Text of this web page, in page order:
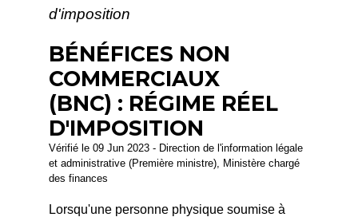
d'imposition
BÉNÉFICES NON
COMMERCIAUX
(BNC) : RÉGIME RÉEL
D'IMPOSITION
Vérifié le 09 Jun 2023 - Direction de l'information légale
et administrative (Première ministre), Ministère chargé
des finances
Lorsqu'une personne physique soumise à